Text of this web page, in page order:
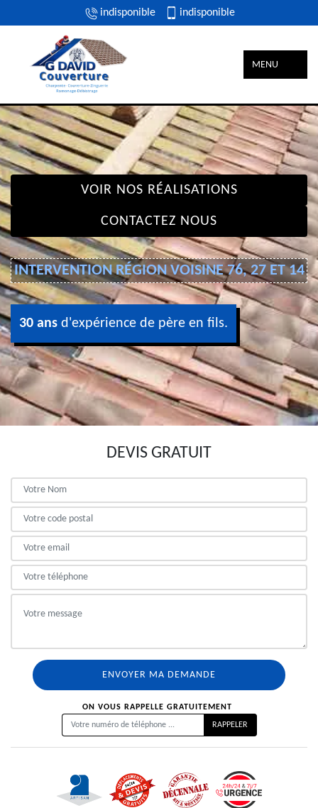
indisponible indisponible
MENU
VOIR NOS RÉALISATIONS
CONTACTEZ NOUS
INTERVENTION RÉGION VOISINE 76, 27 ET 14
30 ans d'expérience de père en fils.
DEVIS GRATUIT
ON VOUS RAPPELLE GRATUITEMENT